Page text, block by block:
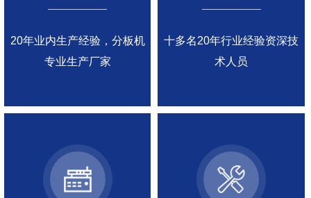
20年业内生产经验，分板机
专业生产厂家
十多名20年行业经验资深技
术人员